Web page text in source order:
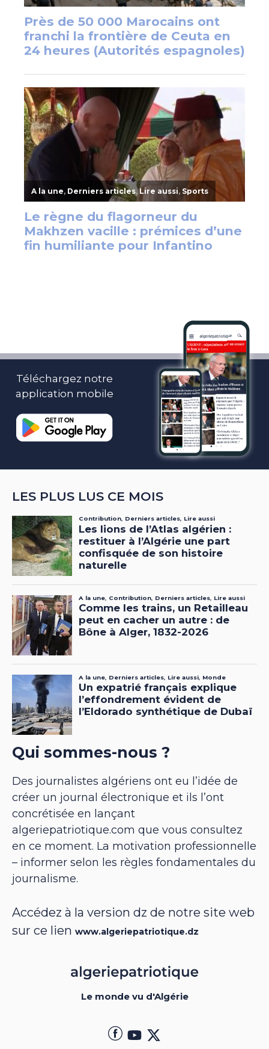
Téléchargez notre
application mobile
LES PLUS LUS CE MOIS
Qui sommes-nous ?
Des journalistes algériens ont eu l’idée de
créer un journal électronique et ils l’ont
concrétisée en lançant
algeriepatriotique.com que vous consultez
en ce moment. La motivation professionnelle
– informer selon les règles fondamentales du
journalisme.
Accédez à la version dz de notre site web
sur ce lien www.algeriepatriotique.dz
Le monde vu d'Algérie